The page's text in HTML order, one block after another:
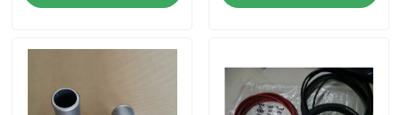
Hubungi Kami